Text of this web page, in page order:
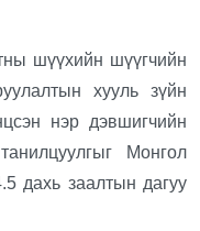
шүүхийн шүүгчийн
хууль зүйн
нэр дэвшигчийн
Монгол
дахь заалтын дагуу